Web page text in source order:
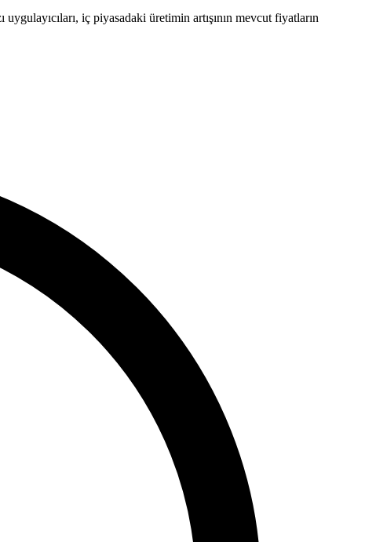
iç piyasadaki üretimin artışının mevcut fiyatların